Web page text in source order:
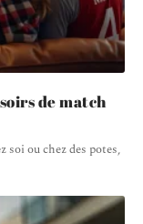
de match
soi ou chez des potes,